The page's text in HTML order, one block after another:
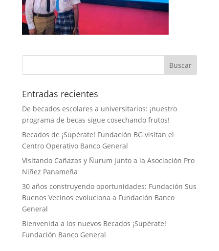
Entradas recientes
De becados escolares a universitarios: ¡nuestro
programa de becas sigue cosechando frutos!
Becados de ¡Supérate! Fundación BG visitan el
Centro Operativo Banco General
Visitando Cañazas y Ñurum junto a la Asociación Pro
Niñez Panameña
30 años construyendo oportunidades: Fundación Sus
Buenos Vecinos evoluciona a Fundación Banco
General
Bienvenida a los nuevos Becados ¡Supérate!
Fundación Banco General